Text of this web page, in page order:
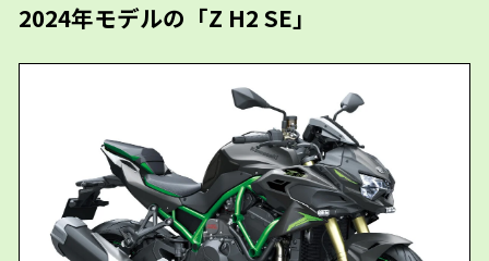
2024年モデルの「Z H2 SE」